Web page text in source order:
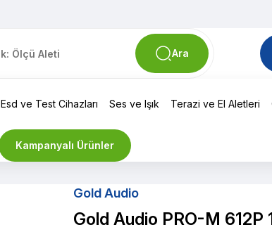
Ara
Esd ve Test Cihazları Ses ve Işık Terazi ve El Aletleri
Kampanyalı Ürünler
Gold Audio
Gold Audio PRO-M